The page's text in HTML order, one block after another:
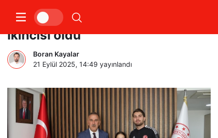
Aydınlı Nejla İnceoğlu Türkiye
ikincisi oldu
Boran Kayalar
21 Eylül 2025, 14:49 yayınlandı